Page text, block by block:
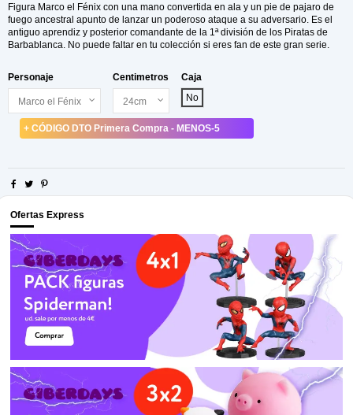
Figura Marco el Fénix con una mano convertida en ala y un pie de pajaro de
fuego ancestral apunto de lanzar un poderoso ataque a su adversario. Es el
antiguo aprendiz y posterior comandante de la 1ª división de los Piratas de
Barbablanca. No puede faltar en tu colección si eres fan de este gran serie.
Personaje Centimetros
Caja
No
+ CÓDIGO DTO Primera Compra - MENOS-5
Ofertas Express